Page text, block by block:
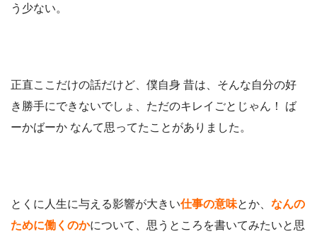
う少ない。
正直ここだけの話だけど、僕自身 昔は、そんな自分の好
き勝手にできないでしょ、ただのキレイごとじゃん！ ば
ーかばーか なんて思ってたことがありました。
とくに人生に与える影響が大きい仕事の意味とか、 なんの
ために働くのかについて、思うところを書いてみたいと思